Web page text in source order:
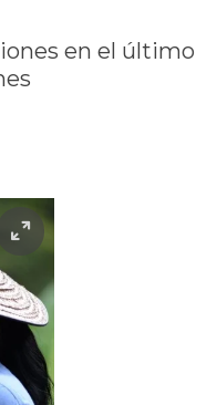
en el último